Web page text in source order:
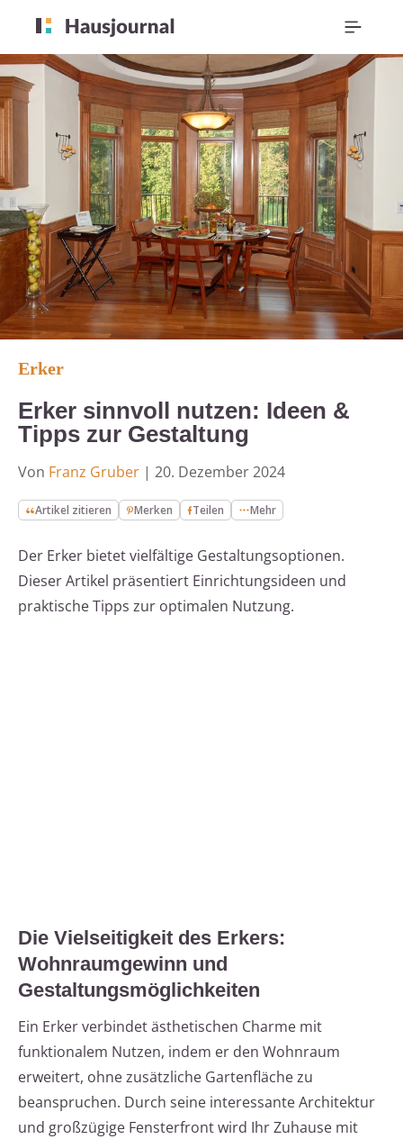
Erker
Erker sinnvoll nutzen: Ideen &
Tipps zur Gestaltung
Von Franz Gruber | 20. Dezember 2024
Artikel zitieren Merken Teilen Mehr
Der Erker bietet vielfältige Gestaltungsoptionen.
Dieser Artikel präsentiert Einrichtungsideen und
praktische Tipps zur optimalen Nutzung.
Die Vielseitigkeit des Erkers:
Wohnraumgewinn und
Gestaltungsmöglichkeiten
Ein Erker verbindet ästhetischen Charme mit
funktionalem Nutzen, indem er den Wohnraum
erweitert, ohne zusätzliche Gartenfläche zu
beanspruchen. Durch seine interessante Architektur
und großzügige Fensterfront wird Ihr Zuhause mit